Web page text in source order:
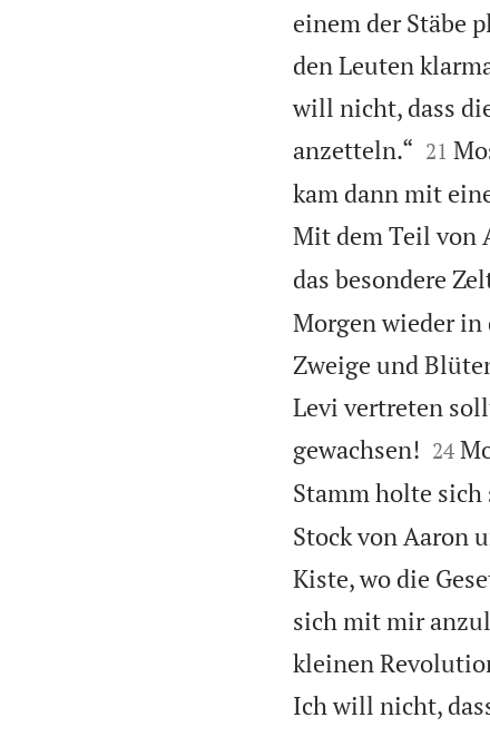
einem der Stäbe
den Leuten
will nicht, dass
anzetteln.“
21
kam dann mit
Mit dem Teil von
das besondere
Morgen wieder in
Zweige und
Levi vertreten
gewachsen!
24
Stamm holte sich
Stock von Aaron
Kiste, wo die
sich mit mir
kleinen
Ich will nicht,